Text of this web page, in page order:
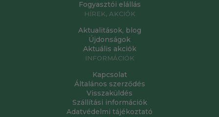
Fogyasztói elállás
HÍREK, AKCIÓK
Aktualitások, blog
Újdonságok
Aktuális akciók
INFORMÁCIÓK
Kapcsolat
Általános szerződés
Visszaküldés
Szállítási információk
Adatvédelmi tájékoztató